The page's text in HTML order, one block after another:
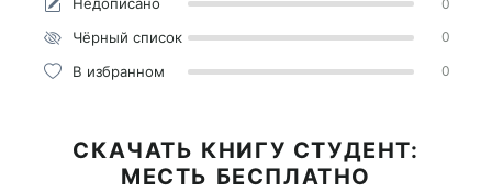
0
Чёрный список 0
В избранном 0
СКАЧАТЬ КНИГУ СТУДЕНТ:
МЕСТЬ БЕСПЛАТНО